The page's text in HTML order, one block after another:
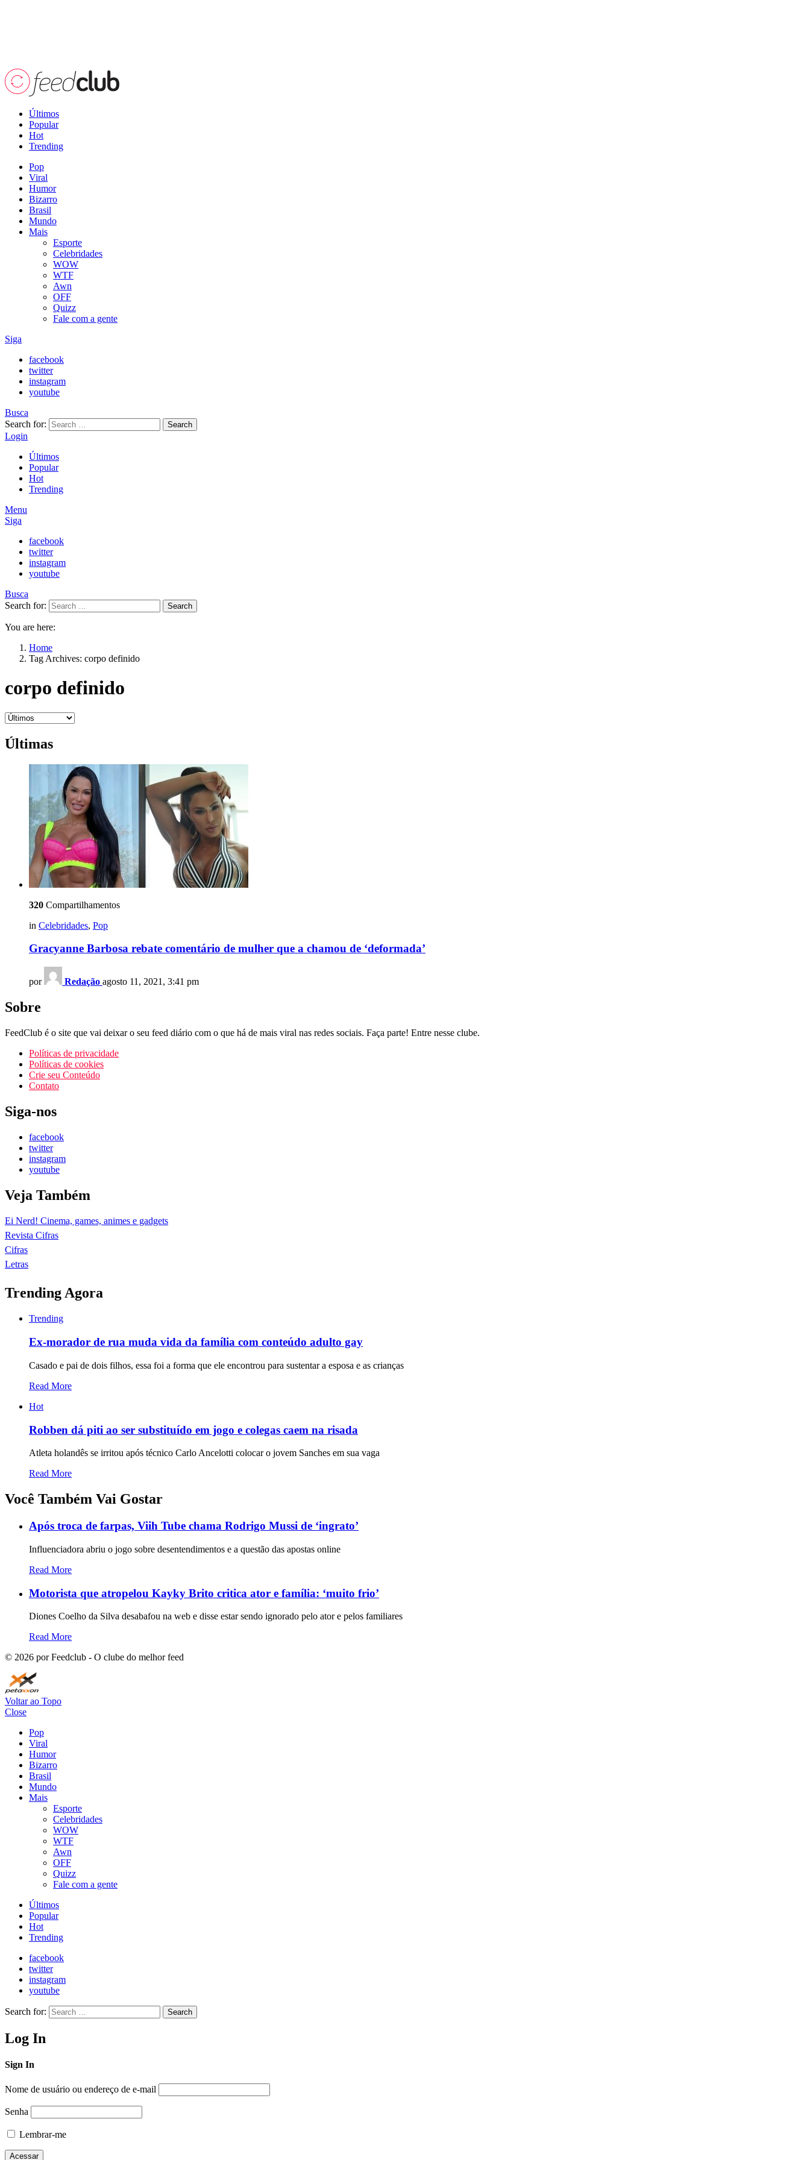
Últimos
Popular
Hot
Trending
Pop
Viral
Humor
Bizarro
Brasil
Mundo
Mais
Esporte
Celebridades
WOW
WTF
Awn
OFF
Quizz
Fale com a gente
Siga
facebook
twitter
instagram
youtube
Busca
Search for:
Search
Login
Últimos
Popular
Hot
Trending
Menu
Siga
facebook
twitter
instagram
youtube
Busca
Search for:
Search
You are here:
Home
Tag Archives: corpo definido
corpo definido
Últimas
320 Compartilhamentos
in Celebridades, Pop
Gracyanne Barbosa rebate comentário de mulher que a chamou de ‘deformada’
por Redação agosto 11, 2021, 3:41 pm
Sobre
FeedClub é o site que vai deixar o seu feed diário com o que há de mais viral nas redes sociais. Faça parte! Entre nesse clube.
Políticas de privacidade
Políticas de cookies
Crie seu Conteúdo
Contato
Siga-nos
facebook
twitter
instagram
youtube
Veja Também
Ei Nerd! Cinema, games, animes e gadgets
Revista Cifras
Cifras
Letras
Trending Agora
Trending
Ex-morador de rua muda vida da família com conteúdo adulto gay
Casado e pai de dois filhos, essa foi a forma que ele encontrou para sustentar a esposa e as crianças
Read More
Hot
Robben dá piti ao ser substituído em jogo e colegas caem na risada
Atleta holandês se irritou após técnico Carlo Ancelotti colocar o jovem Sanches em sua vaga
Read More
Você Também Vai Gostar
Após troca de farpas, Viih Tube chama Rodrigo Mussi de ‘ingrato’
Influenciadora abriu o jogo sobre desentendimentos e a questão das apostas online
Read More
Motorista que atropelou Kayky Brito critica ator e família: ‘muito frio’
Diones Coelho da Silva desabafou na web e disse estar sendo ignorado pelo ator e pelos familiares
Read More
© 2026 por Feedclub - O clube do melhor feed
Voltar ao Topo
Close
Pop
Viral
Humor
Bizarro
Brasil
Mundo
Mais
Esporte
Celebridades
WOW
WTF
Awn
OFF
Quizz
Fale com a gente
Últimos
Popular
Hot
Trending
facebook
twitter
instagram
youtube
Search for: Search
Log In
Sign In
Nome de usuário ou endereço de e-mail
Senha
Lembrar-me